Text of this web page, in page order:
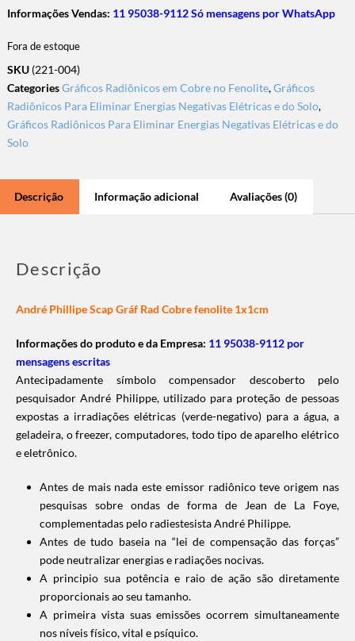
Informações Vendas: 11 95038-9112 Só mensagens por WhatsApp
Fora de estoque
SKU (221-004)
CategoriesGráficos Radiônicos em Cobre no Fenolite,Gráficos
Radiônicos Para Eliminar Energias Negativas Elétricas e do Solo,
Gráficos Radiônicos Para Eliminar Energias Negativas Elétricas e do
Solo
Descrição Informação adicional Avaliações (0)
Descrição
André Phillipe Scap Gráf Rad Cobre fenolite 1x1cm
Informações do produto e da Empresa: 11 95038-9112 por
mensagens escritas
Antecipadamente símbolo compensador descoberto pelo
pesquisador André Philippe, utilizado para proteção de pessoas
expostas a irradiações elétricas (verde-negativo) para a água, a
geladeira, o freezer, computadores, todo tipo de aparelho elétrico
e eletrônico.
Antes de mais nada este emissor radiônico teve origem nas
pesquisas sobre ondas de forma de Jean de La Foye,
complementadas pelo radiestesista André Philippe.
Antes de tudo baseia na “lei de compensação das forças”
pode neutralizar energias e radiações nocivas.
A principio sua potência e raio de ação são diretamente
proporcionais ao seu tamanho.
A primeira vista suas emissões ocorrem simultaneamente
nos níveis físico, vital e psíquico.